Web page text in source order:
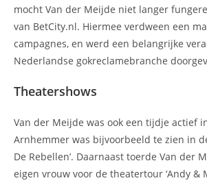
mocht Van der Meijde niet langer
van BetCity.nl. Hiermee verdween een
campagnes, en werd een belangrijke
Nederlandse gokreclamebranche
Theatershows
Van der Meijde was ook een tijdje actief
Arnhemmer was bijvoorbeeld te zien in
De Rebellen’. Daarnaast toerde Van der
eigen vrouw voor de theatertour ‘Andy &